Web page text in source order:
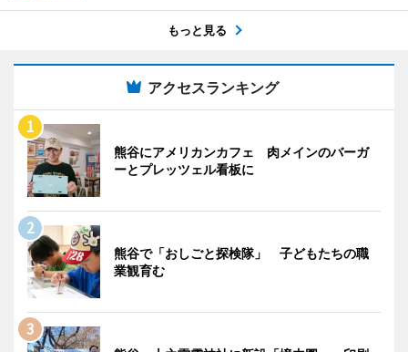
もっと見る
アクセスランキング
熊谷にアメリカンカフェ 肉メインのバーガ
ーとプレッツェル看板に
熊谷で「おしごと探検隊」 子どもたちの職
業観育む